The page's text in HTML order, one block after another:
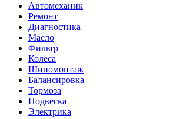
Автомеханик
Ремонт
Диагностика
Масло
Фильтр
Колеса
Шиномонтаж
Балансировка
Тормоза
Подвеска
Электрика